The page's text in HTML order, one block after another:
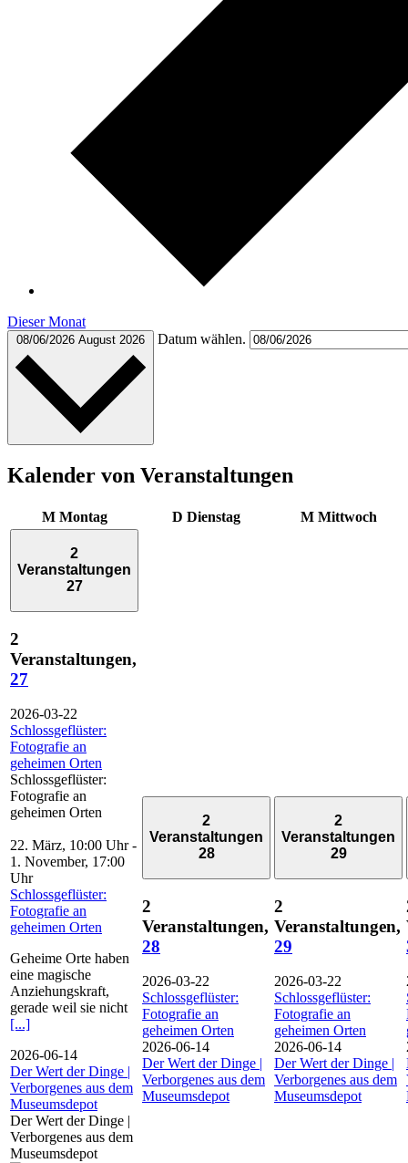
Dieser Monat
08/06/2026 August 2026 Datum wählen.
Kalender von Veranstaltungen
M Montag D Dienstag M Mittwoch
2
Veranstaltungen
27
2
Veranstaltungen,
27
2026-03-22
Schlossgeflüster:
Fotografie an
geheimen Orten
Schlossgeflüster:
Fotografie an
geheimen Orten
22. März, 10:00 Uhr-
1. November, 17:00
Uhr
Schlossgeflüster:
Fotografie an
geheimen Orten
Geheime Orte haben
eine magische
Anziehungskraft,
gerade weil sie nicht
[...]
2026-06-14
Der Wert der Dinge |
Verborgenes aus dem
Museumsdepot
Der Wert der Dinge |
Verborgenes aus dem
Museumsdepot
2
Veranstaltungen
28
2
Veranstaltungen,
28
2026-03-22
Schlossgeflüster:
Fotografie an
geheimen Orten
2026-06-14
Der Wert der Dinge |
Verborgenes aus dem
Museumsdepot
2
Veranstaltungen
29
2
Veranstaltungen,
29
2026-03-22
Schlossgeflüster:
Fotografie an
geheimen Orten
2026-06-14
Der Wert der Dinge |
Verborgenes aus dem
Museumsdepot